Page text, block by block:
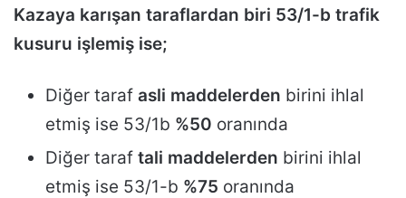
Kazaya karışan taraflardan biri 53/1-b trafik
kusuru işlemiş ise;
Diğer taraf asli maddelerden birini ihlal
etmiş ise 53/1b %50 oranında
Diğer taraf tali maddelerden birini ihlal
etmiş ise 53/1-b %75 oranında